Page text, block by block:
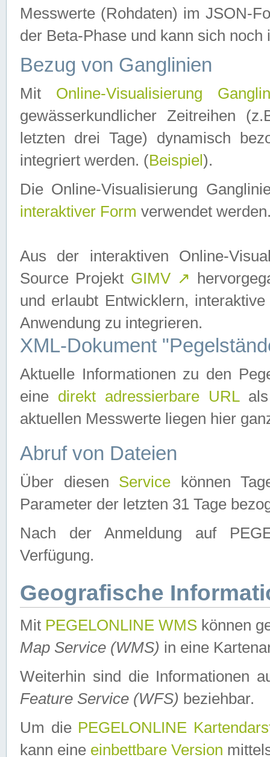
Messwerte (Rohdaten) im JSON-
der Beta-Phase und kann sich noch
Bezug von Ganglinien
Mit Online-Visualisierung
gewässerkundlicher Zeitreihen
letzten drei Tage) dynamisch
integriert werden. (Beispiel ).
Die Online-Visualisierung
interaktiver Form verwendet
Aus der interaktiven Online-
Source Projekt GIMV ↗
und erlaubt Entwicklern,
Anwendung zu integrieren.
XML-Dokument
Aktuelle Informationen zu den
eine direkt adressierbare URLals
aktuellen Messwerte liegen hier
Abruf von Dateien
Über diesen Service können
Parameter der letzten 31 Tage
Nach der Anmeldung auf
Verfügung.
Geografische
Mit PEGELONLINE WMS können
Map Service (WMS) in eine
Weiterhin sind die Informationen
Feature Service (WFS) beziehbar.
Um die PEGELONLINE
kann eine einbettbare Version